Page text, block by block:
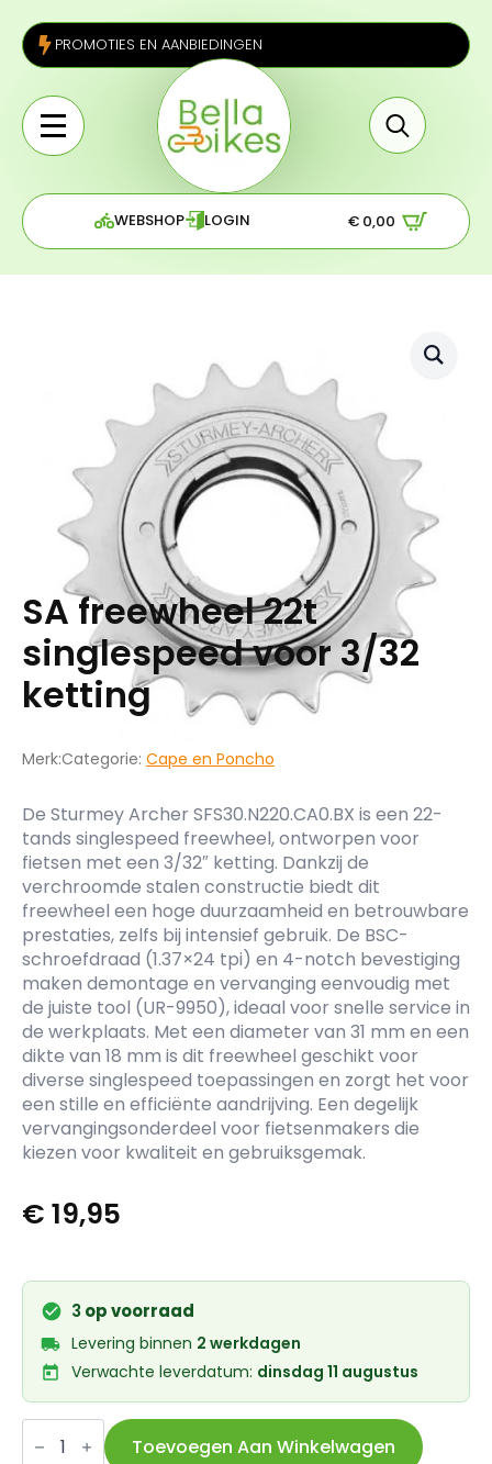
PROMOTIES EN AANBIEDINGEN
for:
WEBSHOP LOGIN € 0,00
SA freewheel 22t
singlespeed voor 3/32
ketting
Merk:Categorie: Cape en Poncho
De Sturmey Archer SFS30.N220.CA0.BX is een 22-
tands singlespeed freewheel, ontworpen voor
fietsen met een 3/32″ ketting. Dankzij de
verchroomde stalen constructie biedt dit
freewheel een hoge duurzaamheid en betrouwbare
prestaties, zelfs bij intensief gebruik. De BSC-
schroefdraad (1.37×24 tpi) en 4-notch bevestiging
maken demontage en vervanging eenvoudig met
de juiste tool (UR-9950), ideaal voor snelle service in
de werkplaats. Met een diameter van 31 mm en een
dikte van 18 mm is dit freewheel geschikt voor
diverse singlespeed toepassingen en zorgt het voor
een stille en efficiënte aandrijving. Een degelijk
vervangingsonderdeel voor fietsenmakers die
kiezen voor kwaliteit en gebruiksgemak.
€ 19,95
3 op voorraad
Levering binnen 2 werkdagen
Verwachte leverdatum: dinsdag 11 augustus
SA
freewheel Toevoegen Aan Winkelwagen